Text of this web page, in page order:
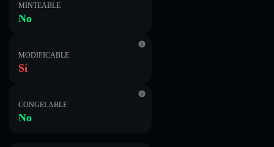
MINTEABLE
No
MODIFICABLE
Sí
CONGELABLE
No